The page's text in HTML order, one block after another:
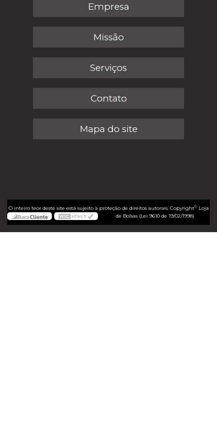
Empresa
Missão
Serviços
Contato
Mapa do site
O inteiro teor deste site está sujeito à proteção de direitos autorais. Copyright©Loja
de Bolsas (Lei 9610 de 19/02/1998)